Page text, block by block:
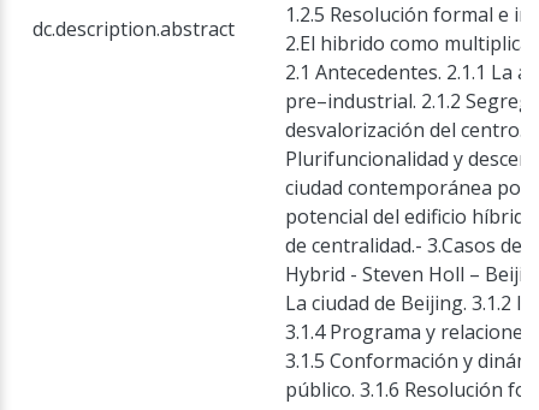
dc.description.abstract
1.2.5 Resolución formal e
2.El hibrido como
2.1 Antecedentes. 2.1.1 La
pre–industrial. 2.1.2
desvalorización del centro.
Plurifuncionalidad y
ciudad contemporánea
potencial del edificio
de centralidad.- 3.Casos de
Hybrid - Steven Holl –
La ciudad de Beijing. 3.1.2
3.1.4 Programa y
3.1.5 Conformación y
público. 3.1.6 Resolución